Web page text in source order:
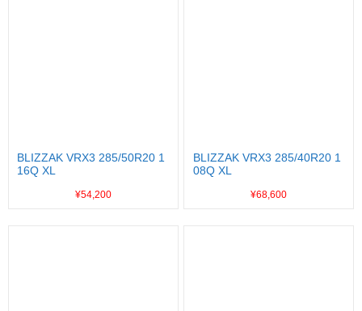
BLIZZAK VRX3 285/50R20 1
16Q XL
¥54,200
BLIZZAK VRX3 285/40R20 1
08Q XL
¥68,600